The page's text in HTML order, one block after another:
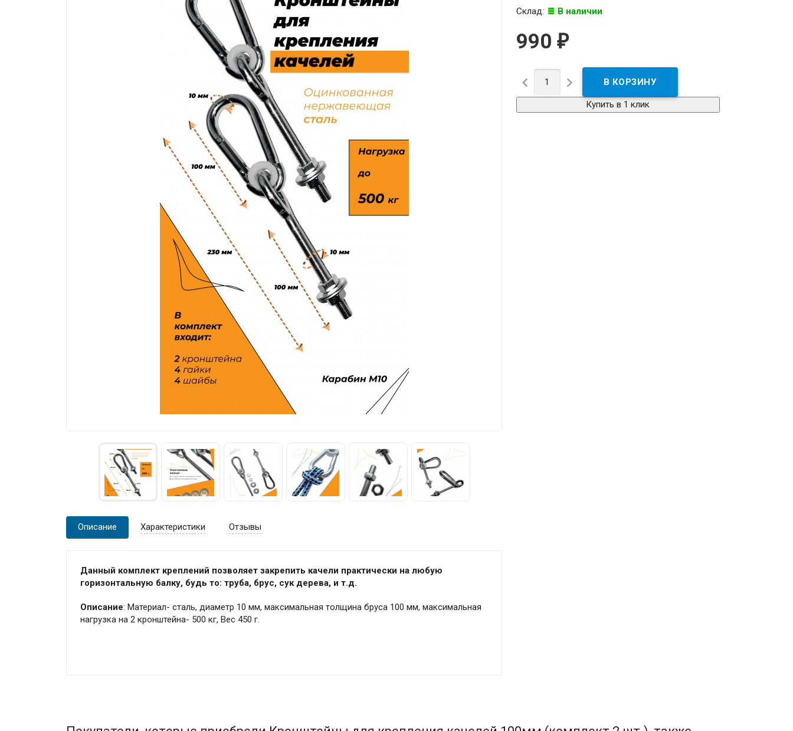
Склад:
В наличии
990 ₽
 
Купить в 1 клик
Описание Характеристики Отзывы
Данный комплект креплений позволяет закрепить качели практически на любую
горизонтальную балку, будь то: труба, брус, сук дерева, и т.д.
Описание: Материал- сталь, диаметр 10 мм, максимальная толщина бруса 100 мм, максимальная
нагрузка на 2 кронштейна- 500 кг, Вес 450 г.